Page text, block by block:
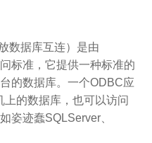
数据库互连）是由
标准，它提供一种标准的
的数据库。一个ODBC应
的数据库，也可以访问
姿迹蠢SQLServer、